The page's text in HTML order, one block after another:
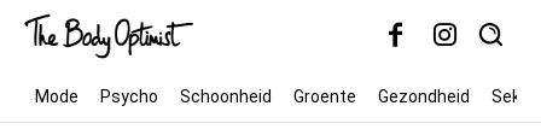
Mode Psycho Schoonheid Groente Gezondheid Seks